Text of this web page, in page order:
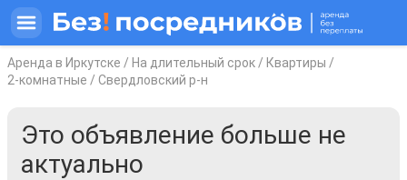
Аренда в Иркутске / На длительный срок / Квартиры /
2-комнатные / Свердловский р-н
Это объявление больше не
актуально